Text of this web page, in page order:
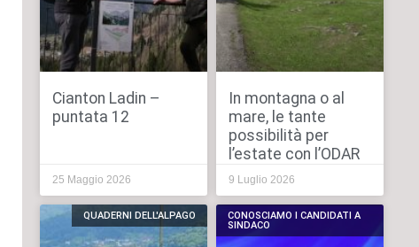
Cianton Ladin –
puntata 12
25 Maggio 2026
In montagna o al
mare, le tante
possibilità per
l’estate con l’ODAR
9 Luglio 2026
QUADERNI DELL'ALPAGO
CONOSCIAMO I CANDIDATI A
SINDACO